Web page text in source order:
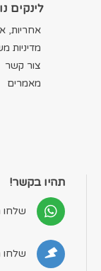
לינקים
אחריות,
מדיניות
צור קשר
מאמרים
תהיו בקשר!
שלחו
שלחו